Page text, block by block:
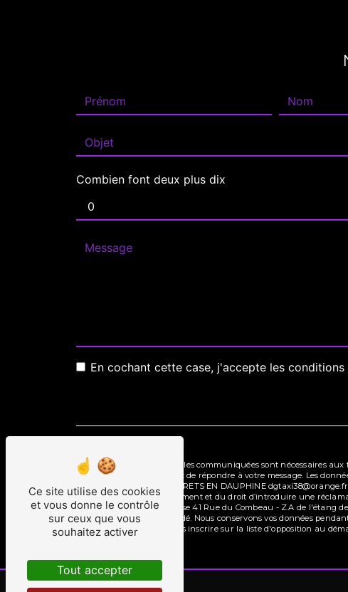
Combien font deux plus dix
En cochant cette case, j'accepte les
** Les données personnelles communiquées sont nécessaires
traitants dans le seul but de répondre à votre message. Les
de Charles 38490 LES ABRETS EN DAUPHINE
consentement à tout moment et du droit d’introduire une
par voie postale à l'adresse 41 Rue du Combeau - Z.A de l'étang
pourra vous être demandé. Nous conservons vos données
Vous avez le droit de vous inscrire sur la liste d'opposition au
Ce site utilise des cookies
et vous donne le contrôle
sur ceux que vous
souhaitez activer
Tout accepter